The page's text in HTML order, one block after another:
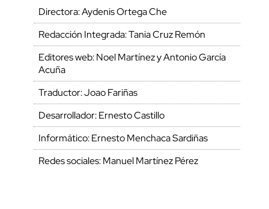
Directora: Aydenis Ortega Che
Redacción Integrada: Tania Cruz Remón
Editores web: Noel Martínez y Antonio García
Acuña
Traductor: Joao Fariñas
Desarrollador: Ernesto Castillo
Informático: Ernesto Menchaca Sardiñas
Redes sociales: Manuel Martínez Pérez